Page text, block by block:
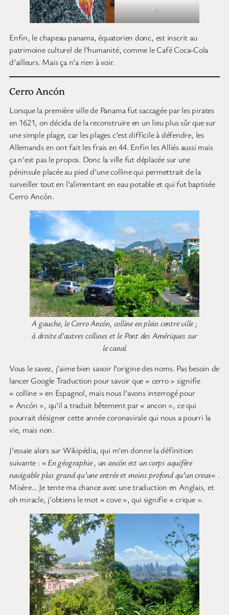
B
Enfin, le chapeau panama, équatorien donc, est inscrit au
patrimoine culturel de l’humanité, comme le Café Coca-Cola
d’ailleurs. Mais ça n’a rien à voir.
Cerro Ancón
Lorsque la première ville de Panama fut saccagée par les pirates
en 1621, on décida de la reconstruire en un lieu plus sûr que sur
une simple plage, car les plages c’est difficile à défendre, les
Allemands en ont fait les frais en 44. Enfin les Alliés aussi mais
ça n’est pas le propos. Donc la ville fut déplacée sur une
péninsule placée au pied d’une colline qui permettrait de la
surveiller tout en l’alimentant en eau potable et qui fut baptisée
Cerro Ancón.
A gauche, le Cerro Ancón, colline en plein centre ville ;
à droite d’autres collines et le Pont des Amériques sur
le canal
Vous le savez, j’aime bien savoir l’origine des noms. Pas besoin de
lancer Google Traduction pour savoir que « cerro » signifie
« colline » en Espagnol, mais nous l’avons interrogé pour
« Ancón », qu’il a traduit bêtement par « ancon », ce qui
pourrait désigner cette année coronavirale qui nous a pourri la
vie, mais non.
J’essaie alors sur Wikipédia, qui m’en donne la définition
suivante : « En géographie , un ancón est un corps aquifère
navigable plus grand qu’une entrée et moins profond qu’un creux« .
Misère… Je tente ma chance avec une traduction en Anglais, et
oh miracle, j’obtiens le mot « cove », qui signifie « crique ».